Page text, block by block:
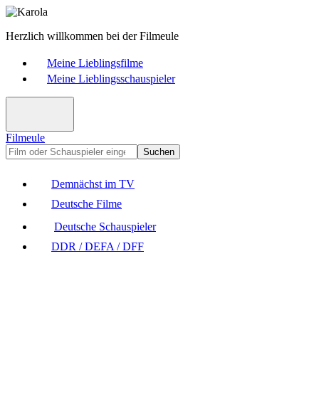
Herzlich willkommen bei der Filmeule
Meine Lieblingsfilme
Meine Lieblingsschauspieler
Filmeule
Suchen
Demnächst im TV
Deutsche Filme
Deutsche Schauspieler
DDR / DEFA / DFF